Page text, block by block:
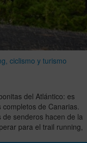
ciclismo y turismo
del Atlántico: es
de Canarias.
de senderos hacen de la
para el trail running,